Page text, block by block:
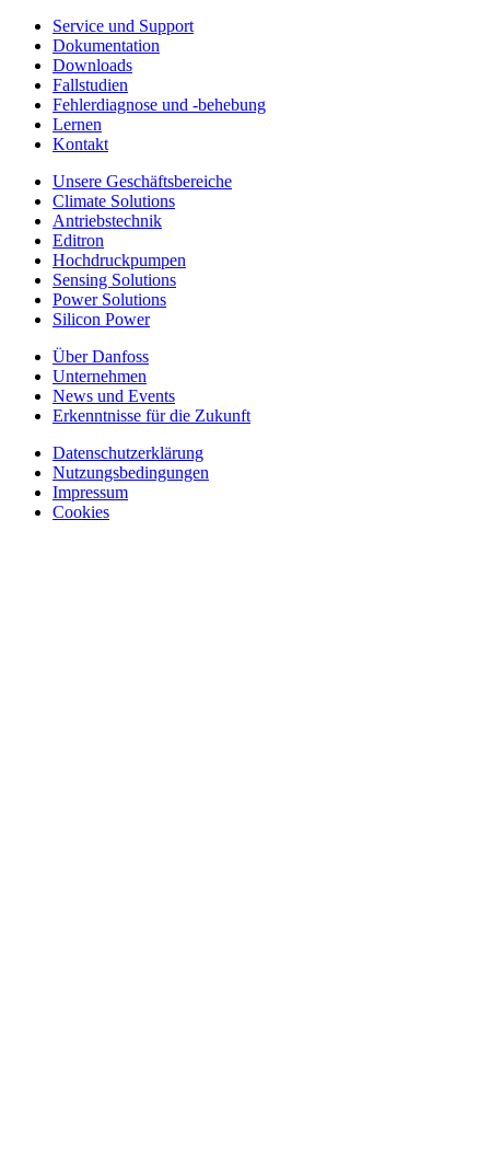
Service und Support
Dokumentation
Downloads
Fallstudien
Fehlerdiagnose und -behebung
Lernen
Kontakt
Unsere Geschäftsbereiche
Climate Solutions
Antriebstechnik
Editron
Hochdruckpumpen
Sensing Solutions
Power Solutions
Silicon Power
Über Danfoss
Unternehmen
News und Events
Erkenntnisse für die Zukunft
Datenschutzerklärung
Nutzungsbedingungen
Impressum
Cookies